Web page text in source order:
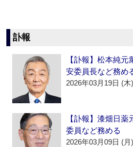
訃報
【訃報】松本純元
安委員長など務め
2026年03月19日 (木)
【訃報】漆畑日薬
委員など務める
2026年03月09日 (月)